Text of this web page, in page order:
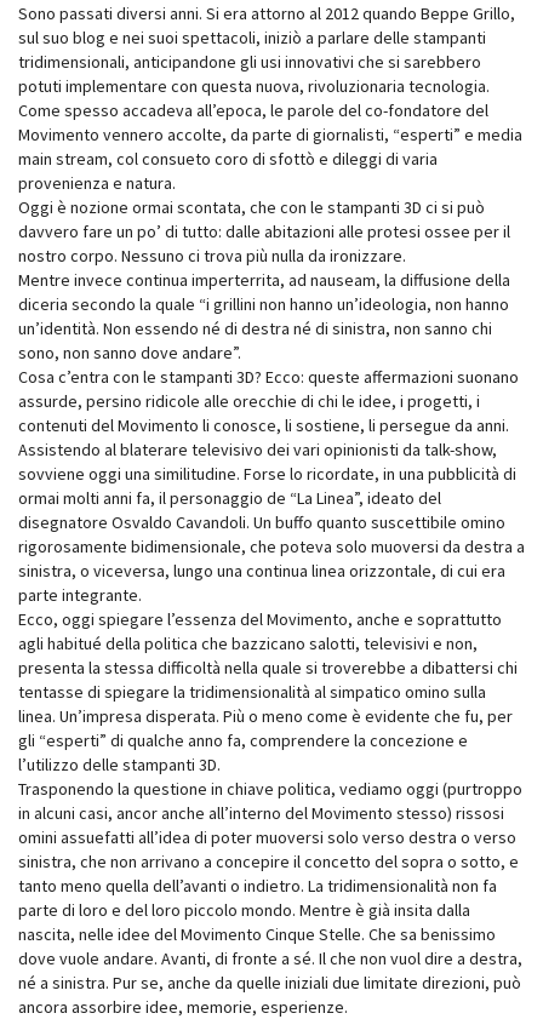
Sono passati diversi anni. Si era attorno al 2012 quando Beppe Grillo,
sul suo blog e nei suoi spettacoli, iniziò a parlare delle stampanti
tridimensionali, anticipandone gli usi innovativi che si sarebbero
potuti implementare con questa nuova, rivoluzionaria tecnologia.
Come spesso accadeva all’epoca, le parole del co-fondatore del
Movimento vennero accolte, da parte di giornalisti, “esperti” e media
main stream, col consueto coro di sfottò e dileggi di varia
provenienza e natura.
Oggi è nozione ormai scontata, che con le stampanti 3D ci si può
davvero fare un po’ di tutto: dalle abitazioni alle protesi ossee per il
nostro corpo. Nessuno ci trova più nulla da ironizzare.
Mentre invece continua imperterrita, ad nauseam, la diffusione della
diceria secondo la quale “i grillini non hanno un’ideologia, non hanno
un’identità. Non essendo né di destra né di sinistra, non sanno chi
sono, non sanno dove andare”.
Cosa c’entra con le stampanti 3D? Ecco: queste affermazioni suonano
assurde, persino ridicole alle orecchie di chi le idee, i progetti, i
contenuti del Movimento li conosce, li sostiene, li persegue da anni.
Assistendo al blaterare televisivo dei vari opinionisti da talk-show,
sovviene oggi una similitudine. Forse lo ricordate, in una pubblicità di
ormai molti anni fa, il personaggio de “La Linea”, ideato del
disegnatore Osvaldo Cavandoli. Un buffo quanto suscettibile omino
rigorosamente bidimensionale, che poteva solo muoversi da destra a
sinistra, o viceversa, lungo una continua linea orizzontale, di cui era
parte integrante.
Ecco, oggi spiegare l’essenza del Movimento, anche e soprattutto
agli habitué della politica che bazzicano salotti, televisivi e non,
presenta la stessa difficoltà nella quale si troverebbe a dibattersi chi
tentasse di spiegare la tridimensionalità al simpatico omino sulla
linea. Un’impresa disperata. Più o meno come è evidente che fu, per
gli “esperti” di qualche anno fa, comprendere la concezione e
l’utilizzo delle stampanti 3D.
Trasponendo la questione in chiave politica, vediamo oggi (purtroppo
in alcuni casi, ancor anche all’interno del Movimento stesso) rissosi
omini assuefatti all’idea di poter muoversi solo verso destra o verso
sinistra, che non arrivano a concepire il concetto del sopra o sotto, e
tanto meno quella dell’avanti o indietro. La tridimensionalità non fa
parte di loro e del loro piccolo mondo. Mentre è già insita dalla
nascita, nelle idee del Movimento Cinque Stelle. Che sa benissimo
dove vuole andare. Avanti, di fronte a sé. Il che non vuol dire a destra,
né a sinistra. Pur se, anche da quelle iniziali due limitate direzioni, può
ancora assorbire idee, memorie, esperienze.